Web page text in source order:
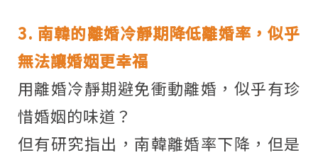
3. 南韓的離婚冷靜期降低離婚率，似乎
無法讓婚姻更幸福
用離婚冷靜期避免衝動離婚，似乎有珍
惜婚姻的味道？
但有研究指出，南韓離婚率下降，但是